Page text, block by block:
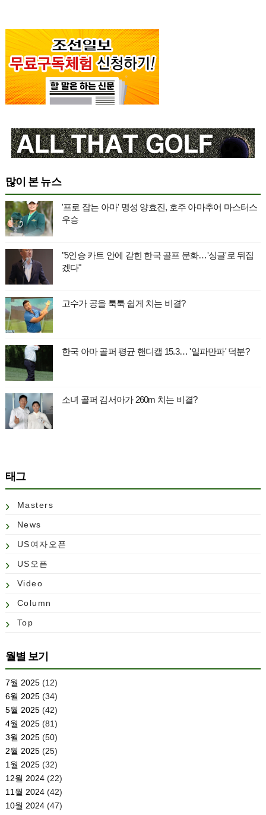
많이 본 뉴스
'프로 잡는 아마' 명성 양효진, 호주 아마추어 마스터스
우승
"5인승 카트 안에 갇힌 한국 골프 문화…'싱글'로 뒤집
겠다"
고수가 공을 툭툭 쉽게 치는 비결?
한국 아마 골퍼 평균 핸디캡 15.3… '일파만파' 덕분?
소녀 골퍼 김서아가 260m 치는 비결?
태그
Masters
News
US여자오픈
US오픈
Video
Column
Top
월별 보기
7월 2025(12)
6월 2025(34)
5월 2025(42)
4월 2025(81)
3월 2025(50)
2월 2025(25)
1월 2025(32)
12월 2024(22)
11월 2024(42)
10월 2024(47)